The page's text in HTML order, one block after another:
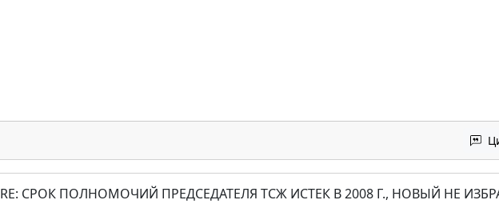
RE: СРОК ПОЛНОМОЧИЙ ПРЕДСЕДАТЕЛЯ ТСЖ ИСТЕК В 2008 Г., НОВЫЙ НЕ